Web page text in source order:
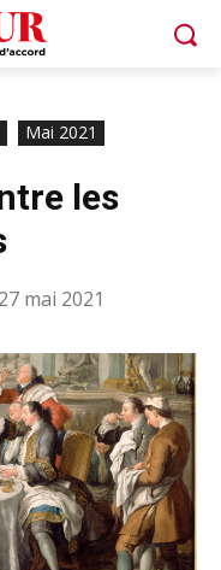
Mai 2021
les
27 mai 2021